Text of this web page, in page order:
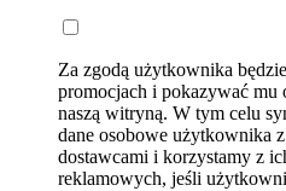
Za zgodą użytkownika
promocjach i pokazywać
naszą witryną. W tym celu
dane osobowe użytkownika
dostawcami i korzystamy z
reklamowych, jeśli